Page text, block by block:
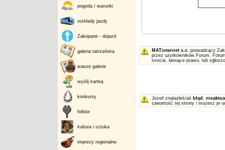
pogoda / warunki
rozkłady jazdy
Zakopane - dojazd
galeria tatrzańska
wasze galerie
wyślij kartkę
konkursy
folklor
kultura i sztuka
imprezy regionalne
MATinternet s.c. prowadzący
przez użytkowników Forum.
trzecie, łamiące prawo, lub
Jeżeli znalazłeś/aś błąd ,
zawartość tej strony i możesz je